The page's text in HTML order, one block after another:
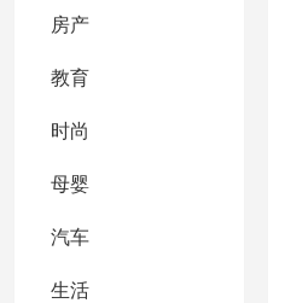
房产
教育
时尚
母婴
汽车
生活